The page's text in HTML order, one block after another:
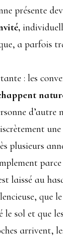
présente
a parfois
: les
plusieurs
laissé au
que
le sol et
arrivent,